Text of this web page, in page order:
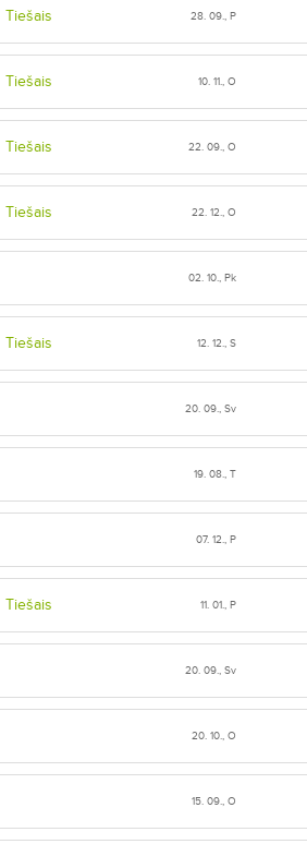
Tiešais 28. 09., P
Tiešais 10. 11., O
Tiešais 22. 09., O
Tiešais 22. 12., O
02. 10., Pk
Tiešais 12. 12., S
20. 09., Sv
19. 08., T
07. 12., P
Tiešais 11. 01., P
20. 09., Sv
20. 10., O
15. 09., O